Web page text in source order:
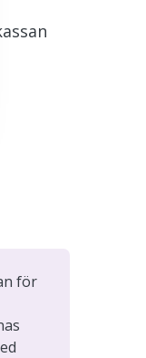
för